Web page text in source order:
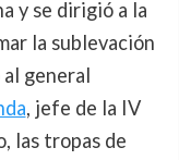
y se dirigió a la
la sublevación
general
, jefe de la IV
las tropas de